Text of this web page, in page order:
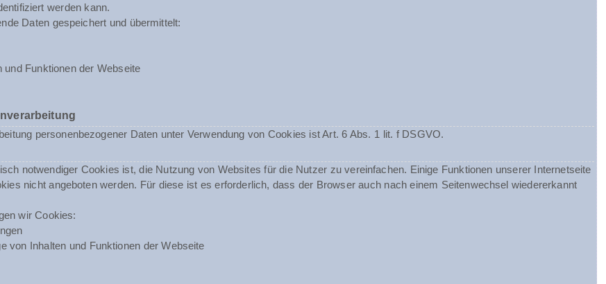
werden kann.
Daten gespeichert und übermittelt:
Funktionen der Webseite
personenbezogener Daten unter Verwendung von Cookies ist Art. 6 Abs. 1 lit. f DSGVO.
notwendiger Cookies ist, die Nutzung von Websites für die Nutzer zu vereinfachen. Einige Funktionen unserer Internetseite
nicht angeboten werden. Für diese ist es erforderlich, dass der Browser auch nach einem Seitenwechsel wiedererkannt
wir Cookies:
von Inhalten und Funktionen der Webseite